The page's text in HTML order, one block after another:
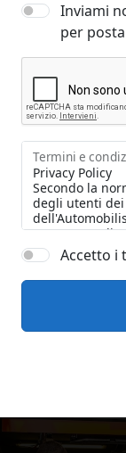
Inviami
per
Termini e
Accetto i